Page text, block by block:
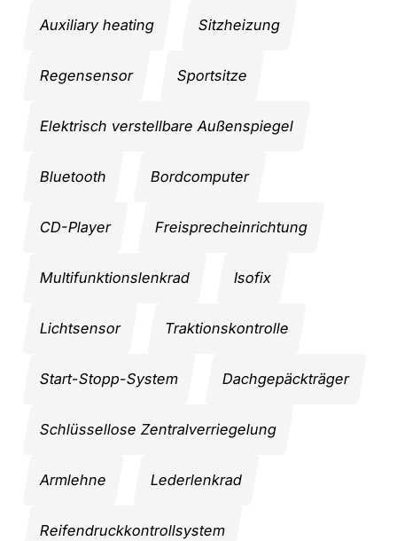
Auxiliary heating Sitzheizung
Regensensor Sportsitze
Elektrisch verstellbare Außenspiegel
Bluetooth Bordcomputer
CD-Player Freisprecheinrichtung
Multifunktionslenkrad Isofix
Lichtsensor Traktionskontrolle
Start-Stopp-System Dachgepäckträger
Schlüssellose Zentralverriegelung
Armlehne Lederlenkrad
Reifendruckkontrollsystem